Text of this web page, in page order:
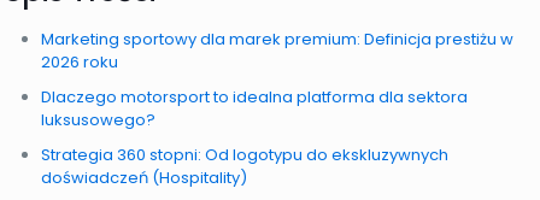
Marketing sportowy dla marek premium: Definicja prestiżu w
2026 roku
Dlaczego motorsport to idealna platforma dla sektora
luksusowego?
Strategia 360 stopni: Od logotypu do ekskluzywnych
doświadczeń (Hospitality)